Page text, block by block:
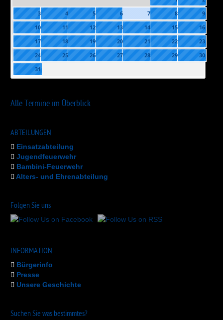
3
4 5 6 7 8
9
10
11 12 13 14 15
16
17
18 19 20 21 22
23
24
25 26 27 28 29
30
31
Alle Termine im Überblick
ABTEILUNGEN
Einsatzabteilung
Jugendfeuerwehr
Bambini-Feuerwehr
Alters- und Ehrenabteilung
Folgen Sie uns
INFORMATION
Bürgerinfo
Presse
Unsere Geschichte
Suchen Sie was bestimmtes?